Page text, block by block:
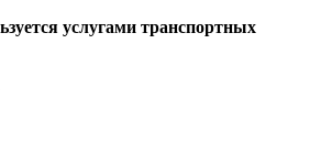
услугами транспортных